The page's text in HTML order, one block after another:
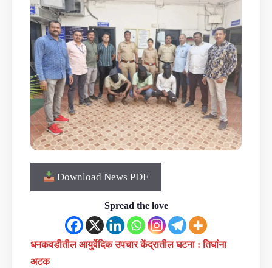
Download News PDF
Spread the love
धनकवडीतील आयुर्वेदिक उपचार केंद्रातील घटना : तिघांना
अटक